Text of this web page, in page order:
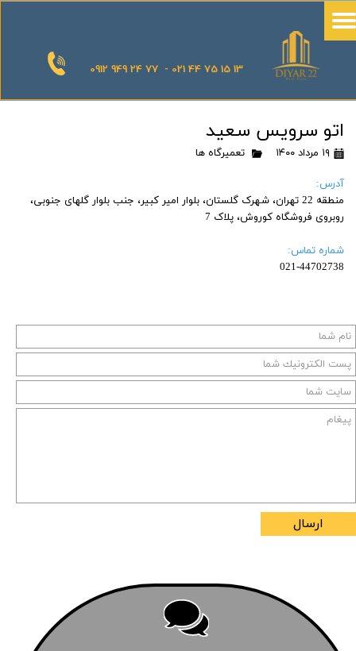
0912 949 24 77 - 021 44 75 15 13
اتو سرویس سعید
۱۹ مرداد ۱۴۰۰ تعمیرگاه ها
آدرس:
منطقه 22 تهران، شهرک گلستان، بلوار امیر کبیر، جنب بلوار گلهای جنوبی،
روبروی فروشگاه کوروش، پلاک 7
شماره تماس:
021-44702738
ارسال